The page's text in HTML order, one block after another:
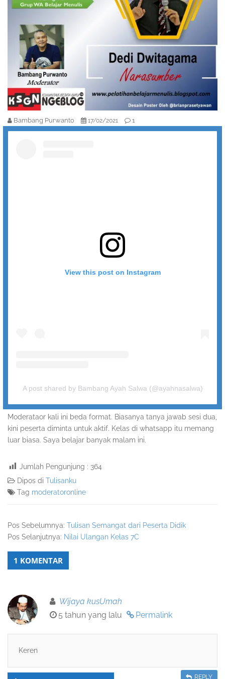
Bambang Purwanto 17/02/2021 1
View this post on Instagram
A post shared by Bambang Ayah Salwa (@ayahnasalwa)
Moderataor kali ini beda format. Biasanya tanya jawab sesi dua,
kini peserta diminta untuk aktif. Kelas di whatsapp itu memang
luar biasa. Saya belajar banyak malam ini.
Jumlah Pengunjung : 364
Dipos di Tulisanku
Tag moderatoronline
Pos Sebelumnya: Tulisan Semangat dari Peserta Didik
Pos Selanjutnya: Nilai Ulangan Kelas 7C
1 KOMENTAR
Wijaya kusUmah
5 tahun yang lalu
Permalink
Keren
REPLY